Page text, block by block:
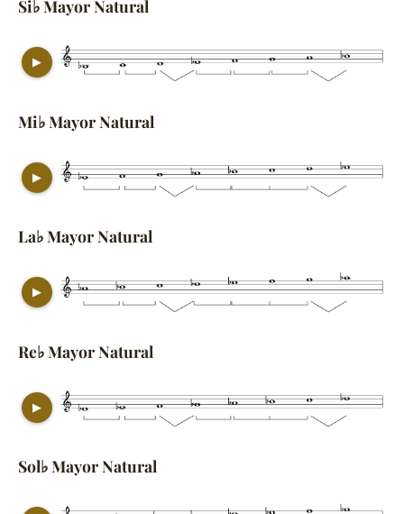
Si♭ Mayor Natural
▶
Mi♭ Mayor Natural
▶
La♭ Mayor Natural
▶
Re♭ Mayor Natural
▶
Sol♭ Mayor Natural